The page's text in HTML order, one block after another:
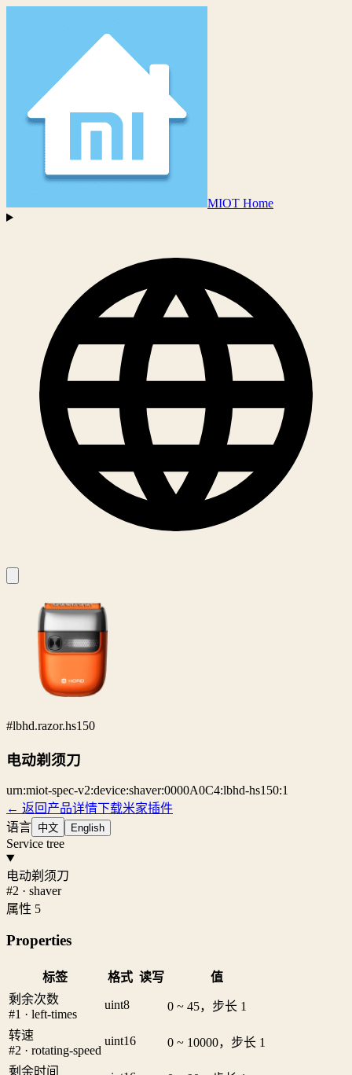
MIOT Home
#lbhd.razor.hs150
电动剃须刀
urn:miot-spec-v2:device:shaver:0000A0C4:lbhd-hs150:1
← 返回产品详情下载米家插件
语言 中文 English
Service tree
电动剃须刀
#2 · shaver
属性 5
Properties
标签 格式 读写
值
剩余次数
#1 · left-times
uint8 0 ~ 45，步长 1
转速
#2 · rotating-speed
uint16 0 ~ 10000，步长 1
剩余时间